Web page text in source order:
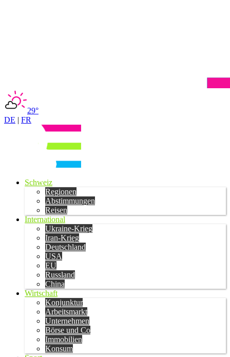
29°
DE | FR
Schweiz
Regionen
Abstimmungen
Reisen
International
Ukraine-Krieg
Iran-Krieg
Deutschland
USA
EU
Russland
China
Wirtschaft
Konjunktur
Arbeitsmarkt
Unternehmen
Börse und Co
Immobilien
Konsum